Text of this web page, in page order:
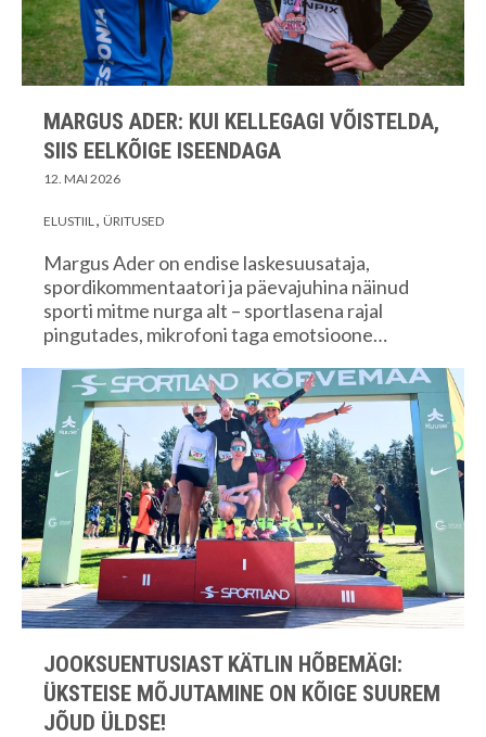
MARGUS ADER: KUI KELLEGAGI VÕISTELDA,
SIIS EELKÕIGE ISEENDAGA
12. MAI 2026
ELUSTIIL ÜRITUSED
Margus Ader on endise laskesuusataja,
spordikommentaatori ja päevajuhina näinud
sporti mitme nurga alt – sportlasena rajal
pingutades, mikrofoni taga emotsioone…
JOOKSUENTUSIAST KÄTLIN HÕBEMÄGI:
ÜKSTEISE MÕJUTAMINE ON KÕIGE SUUREM
JÕUD ÜLDSE!